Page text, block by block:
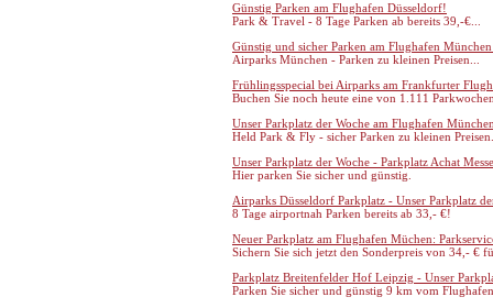
Günstig Parken am Flughafen Düsseldorf!
Park & Travel - 8 Tage Parken ab bereits 39,-€...
Günstig und sicher Parken am Flughafen
Airparks München - Parken zu kleinen Preisen...
Frühlingsspecial bei Airparks am Frankfurter
Buchen Sie noch heute eine von 1.111
Unser Parkplatz der Woche am Flughafen
Held Park & Fly - sicher Parken zu kleinen
Unser Parkplatz der Woche - Parkplatz Achat
Hier parken Sie sicher und günstig.
Airparks Düsseldorf Parkplatz - Unser Parkplatz
8 Tage airportnah Parken bereits ab 33,- €!
Neuer Parkplatz am Flughafen Müchen:
Sichern Sie sich jetzt den Sonderpreis von 34,- €
Parkplatz Breitenfelder Hof Leipzig - Unser
Parken Sie sicher und günstig 9 km vom